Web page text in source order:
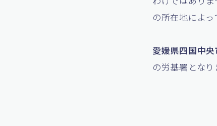
の所在地によっ
愛媛県四国中央
の労基署となり